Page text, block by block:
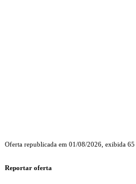
Oferta republicada em 01/08/2026 , exibida 65
Reportar oferta